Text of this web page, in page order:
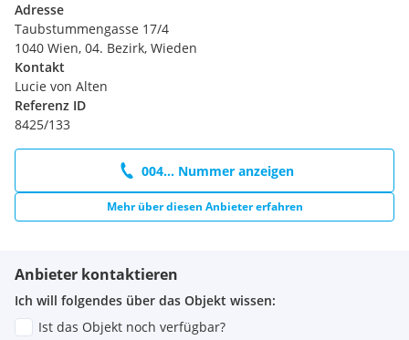
Adresse
Taubstummengasse 17/4
1040 Wien, 04. Bezirk, Wieden
Kontakt
Lucie von Alten
Referenz ID
8425/133
004... Nummer anzeigen
Mehr über diesen Anbieter erfahren
Anbieter kontaktieren
Ich will folgendes über das Objekt wissen:
Ist das Objekt noch verfügbar?